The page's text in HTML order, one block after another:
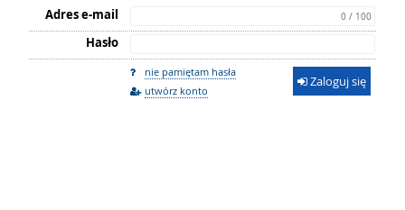
Adres e-mail 0 / 100
Hasło
nie pamiętam hasła
utwórz konto
Zaloguj się